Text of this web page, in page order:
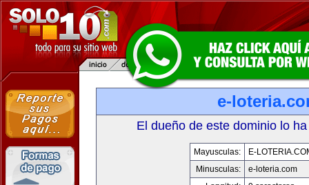
e-
El dueño de este dominio lo
Mayusculas:
E-
Minusculas:
e-loteria.com